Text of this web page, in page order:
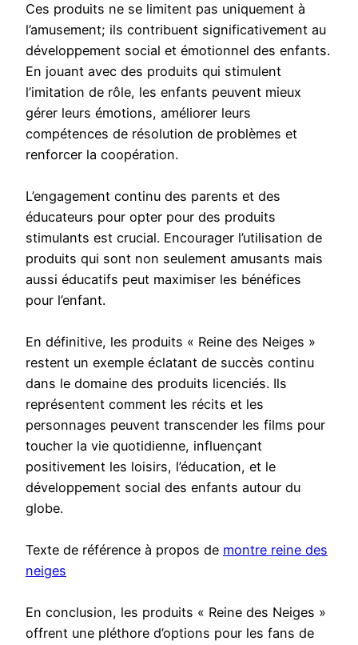
Ces produits ne se limitent pas uniquement à
l’amusement; ils contribuent significativement au
développement social et émotionnel des enfants.
En jouant avec des produits qui stimulent
l’imitation de rôle, les enfants peuvent mieux
gérer leurs émotions, améliorer leurs
compétences de résolution de problèmes et
renforcer la coopération.
L’engagement continu des parents et des
éducateurs pour opter pour des produits
stimulants est crucial. Encourager l’utilisation de
produits qui sont non seulement amusants mais
aussi éducatifs peut maximiser les bénéfices
pour l’enfant.
En définitive, les produits « Reine des Neiges »
restent un exemple éclatant de succès continu
dans le domaine des produits licenciés. Ils
représentent comment les récits et les
personnages peuvent transcender les films pour
toucher la vie quotidienne, influençant
positivement les loisirs, l’éducation, et le
développement social des enfants autour du
globe.
Texte de référence à propos de montre reine des
neiges
En conclusion, les produits « Reine des Neiges »
offrent une pléthore d’options pour les fans de